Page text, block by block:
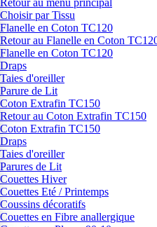
Retour au menu principal
Choisir par Tissu
Flanelle en Coton TC120
Retour au Flanelle en Coton
Flanelle en Coton TC120
Draps
Taies d'oreiller
Parure de Lit
Coton Extrafin TC150
Retour au Coton Extrafin TC150
Coton Extrafin TC150
Draps
Taies d'oreiller
Parures de Lit
Couettes Hiver
Couettes Eté / Printemps
Coussins décoratifs
Couettes en Fibre anallergique